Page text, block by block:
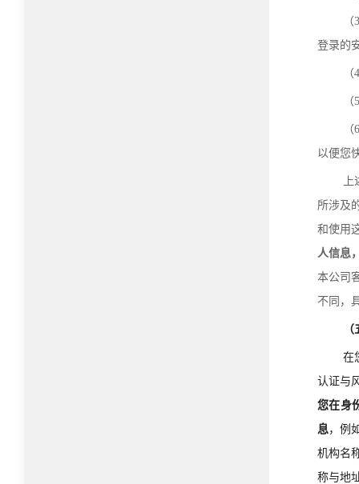
登录的
以便您
所涉及
和使用
人信息
本公司
不同，
在
认证与
您在身
息，例
机构名
称与地